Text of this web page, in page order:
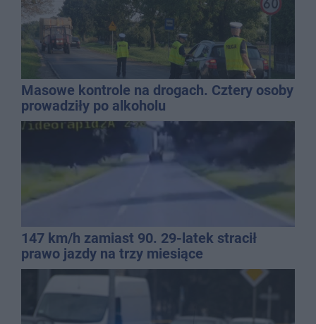
Masowe kontrole na drogach. Cztery osoby
prowadziły po alkoholu
147 km/h zamiast 90. 29-latek stracił
prawo jazdy na trzy miesiące